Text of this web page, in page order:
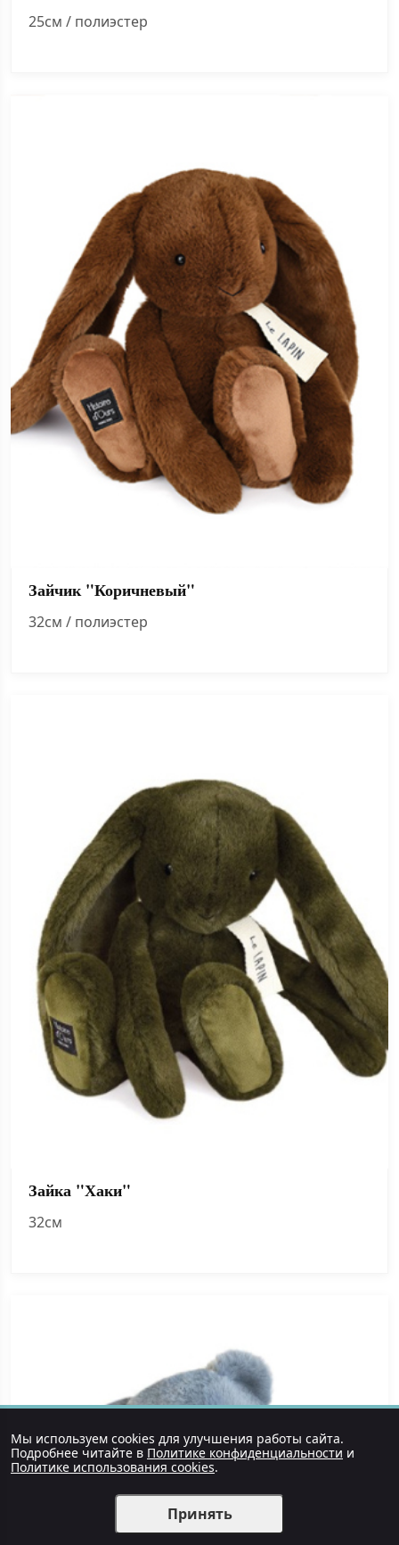
25см / полиэстер
Зайчик "Коричневый"
32см / полиэстер
Зайка "Хаки"
32см
Мы используем cookies для улучшения работы сайта.
Подробнее читайте в Политике конфиденциальности и
Политике использования cookies.
Принять